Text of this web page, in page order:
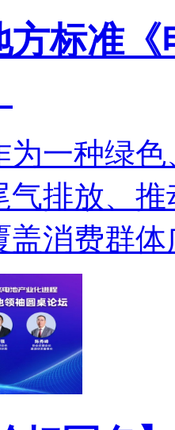
方标准
为一种绿
气排放、
盖消费群体